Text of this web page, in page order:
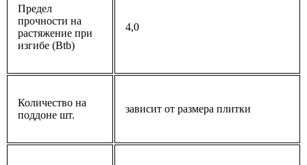
Предел
прочности на
растяжение при
изгибе (Btb)
4,0
Количество на
поддоне шт.
зависит от размера плитки